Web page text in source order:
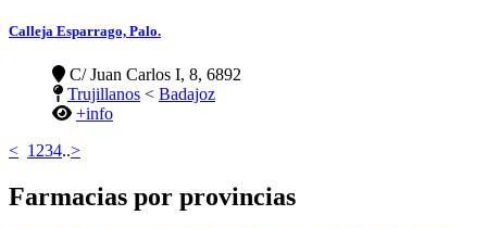
Calleja Esparrago, Palo.
C/ Juan Carlos I, 8, 6892
Trujillanos < Badajoz
+info
< 1 234..>
Farmacias por provincias